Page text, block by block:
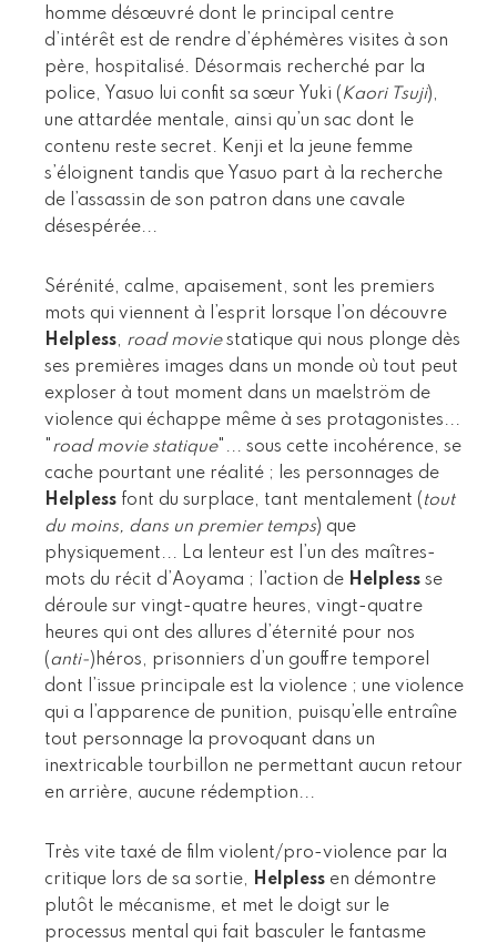
homme désœuvré dont le principal centre
d’intérêt est de rendre d’éphémères visites à son
père, hospitalisé. Désormais recherché par la
police, Yasuo lui confit sa sœur Yuki ( Kaori Tsuji),
une attardée mentale, ainsi qu’un sac dont le
contenu reste secret. Kenji et la jeune femme
s’éloignent tandis que Yasuo part à la recherche
de l’assassin de son patron dans une cavale
désespérée...
Sérénité, calme, apaisement, sont les premiers
mots qui viennent à l’esprit lorsque l’on découvre
Helpless, road moviestatique qui nous plonge dès
ses premières images dans un monde où tout peut
exploser à tout moment dans un maelström de
violence qui échappe même à ses protagonistes...
road movie statique"... sous cette incohérence, se
cache pourtant une réalité ; les personnages de
Helpless font du surplace, tant mentalement ( tout
du moins, dans un premier temps) que
physiquement... La lenteur est l’un des maîtres-
mots du récit d’Aoyama ; l’action de Helpless se
déroule sur vingt-quatre heures, vingt-quatre
heures qui ont des allures d’éternité pour nos
(anti-)héros, prisonniers d’un gouffre temporel
dont l’issue principale est la violence ; une violence
qui a l’apparence de punition, puisqu’elle entraîne
tout personnage la provoquant dans un
inextricable tourbillon ne permettant aucun retour
en arrière, aucune rédemption...
Très vite taxé de film violent/pro-violence par la
critique lors de sa sortie,
Helpless en démontre
plutôt le mécanisme, et met le doigt sur le
processus mental qui fait basculer le fantasme